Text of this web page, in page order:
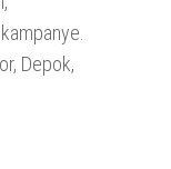
Depok,